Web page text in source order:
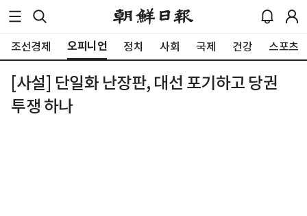
조선경제 오피니언 정치 사회 국제 건강 스포츠
[사설] 단일화 난장판, 대선 포기하고 당권
투쟁 하나